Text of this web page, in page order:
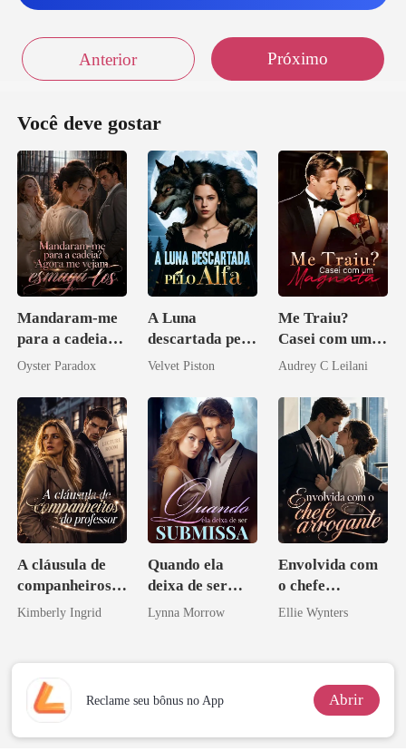
Anterior Próximo
Você deve gostar
Mandaram-me
para a cadeia?
Agora me
los
Oyster Paradox
A Luna
descartada pelo
Alfa
Velvet Piston
Me Traiu?
Casei com um
Magnata
Audrey C Leilani
A cláusula de
companheiros
do professor
Kimberly Ingrid
Quando ela
deixa de ser
submissa
Lynna Morrow
Envolvida com
o chefe
arrogante
Ellie Wynters
Reclame seu bônus no App Abrir